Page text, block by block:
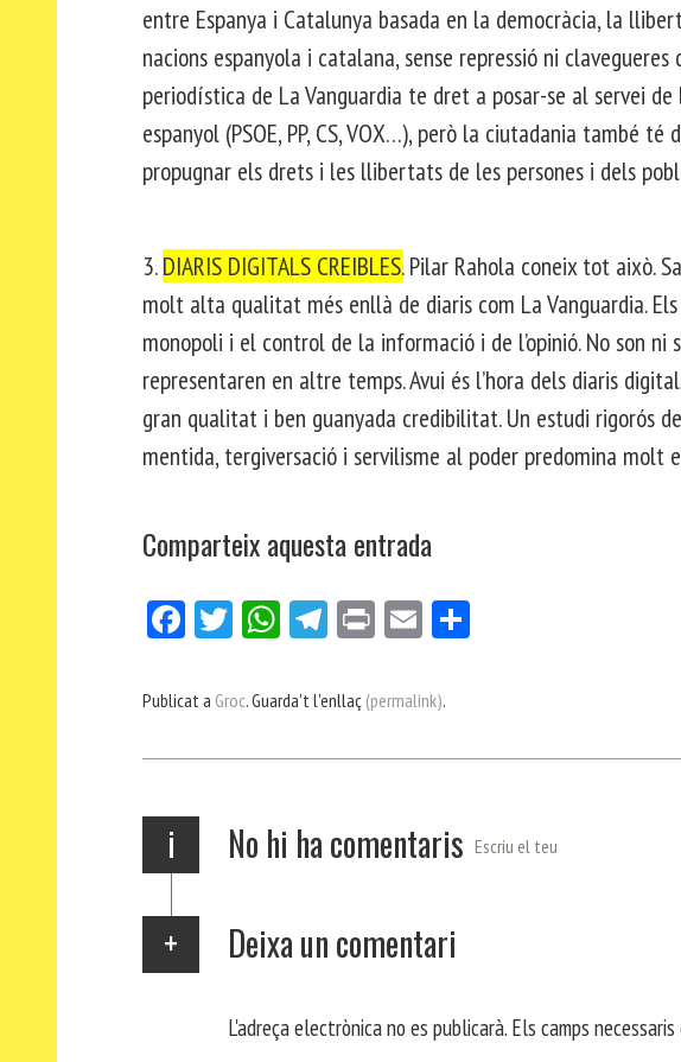
entre Espanya i Catalunya basada en la democràcia, la
nacions espanyola i catalana, sense repressió ni clavegueres
periodística de La Vanguardia te dret a posar-se al servei
espanyol (PSOE, PP, CS, VOX…), però la ciutadania també té
propugnar els drets i les llibertats de les persones i dels
3.DIARIS DIGITALS CREIBLES.Pilar Rahola coneix tot això.
molt alta qualitat més enllà de diaris com La Vanguardia.
monopoli i el control de la informació i de l’opinió. No son
representaren en altre temps. Avui és l’hora dels diaris
gran qualitat i ben guanyada credibilitat. Un estudi rigorós
mentida, tergiversació i servilisme al poder predomina molt
Comparteix aquesta entrada
Fa
bo
Tw
er
W
ts
p
Te
gr
m
Pri E
ail
ei
Publicat a Groc. Guarda't l'enllaç (permalink).
i No hi ha comentaris Escriu el teu
Deixa un comentari
L'adreça electrònica no es publicarà. Els camps